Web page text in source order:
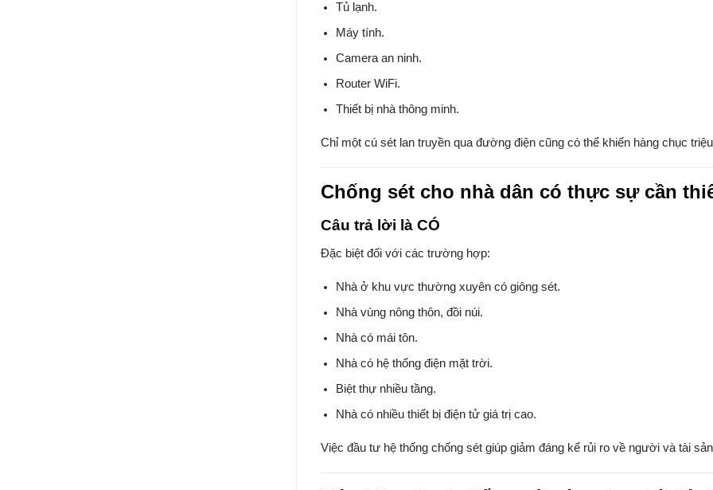
Tủ lạnh.
Máy tính.
Camera an ninh.
Router WiFi.
Thiết bị nhà thông minh.
Chỉ một cú sét lan truyền qua đường điện cũng có thể khiến hàng chục
Chống sét cho nhà dân có thực sự cần
Câu trả lời là CÓ
Đặc biệt đối với các trường hợp:
Nhà ở khu vực thường xuyên có giông sét.
Nhà vùng nông thôn, đồi núi.
Nhà có mái tôn.
Nhà có hệ thống điện mặt trời.
Biệt thự nhiều tầng.
Nhà có nhiều thiết bị điện tử giá trị cao.
Việc đầu tư hệ thống chống sét giúp giảm đáng kể rủi ro về người và tài